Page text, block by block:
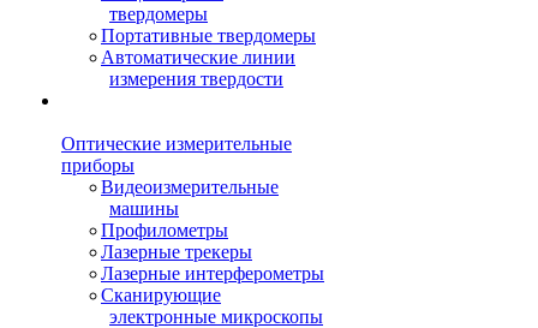
твердомеры
Портативные твердомеры
Автоматические линии
измерения твердости
Оптические измерительные
приборы
Видеоизмерительные
машины
Профилометры
Лазерные трекеры
Лазерные интерферометры
Сканирующие
электронные микроскопы